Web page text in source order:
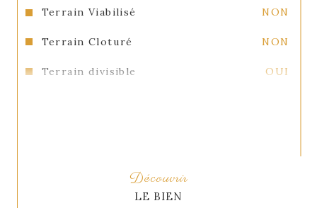
Terrain Viabilisé
NON
Terrain Cloturé NON
Terrain divisible OUI
Découvrir
LE BIEN